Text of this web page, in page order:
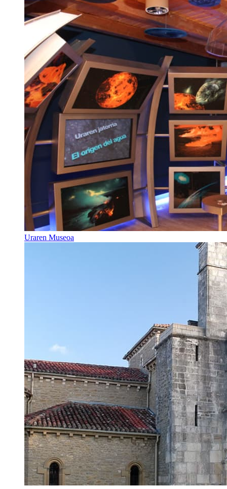
Uraren Museoa